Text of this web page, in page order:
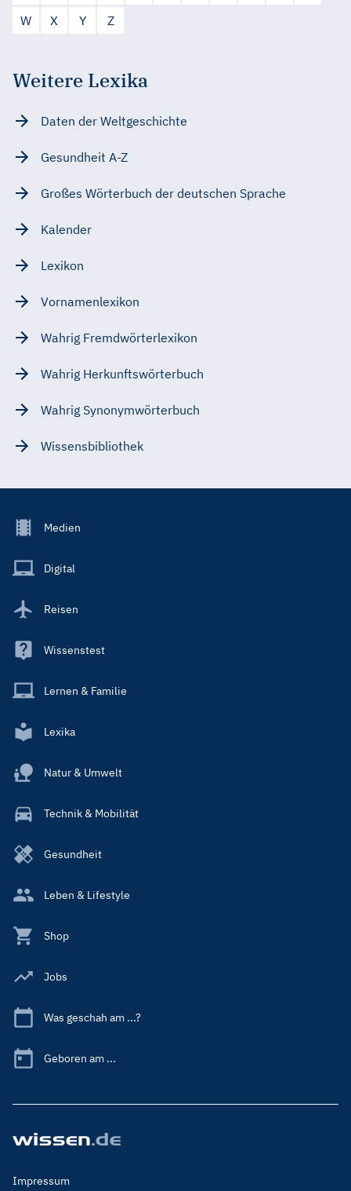
W
X Y Z
Weitere Lexika
Daten der Weltgeschichte
Gesundheit A-Z
Großes Wörterbuch der deutschen Sprache
Kalender
Lexikon
Vornamenlexikon
Wahrig Fremdwörterlexikon
Wahrig Herkunftswörterbuch
Wahrig Synonymwörterbuch
Wissensbibliothek
Footer
Main
Medien
Digital
Reisen
Wissenstest
Lernen & Familie
Lexika
Natur & Umwelt
Technik & Mobilität
Gesundheit
Leben & Lifestyle
Shop
Jobs
Was geschah am ...?
Geboren am ...
Footer
Impressum